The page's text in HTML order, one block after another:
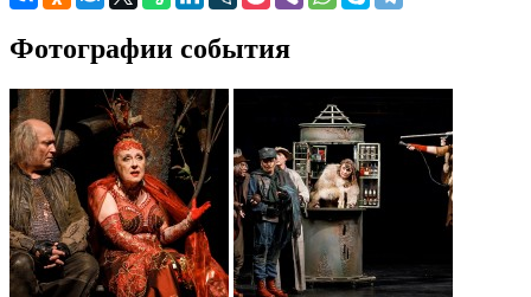
Фотографии события